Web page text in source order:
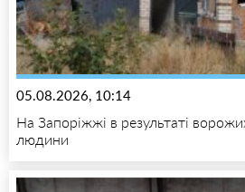
05.08.2026, 10:14
На Запоріжжі в результаті
людини